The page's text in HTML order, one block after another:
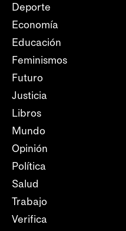
Deporte
Economía
Educación
Feminismos
Futuro
Justicia
Libros
Mundo
Opinión
Política
Salud
Trabajo
Verifica